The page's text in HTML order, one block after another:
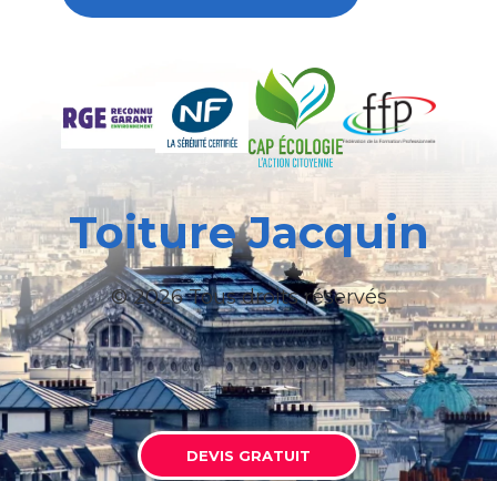
Toiture Jacquin
© 2026 Tous droits réservés
DEVIS GRATUIT